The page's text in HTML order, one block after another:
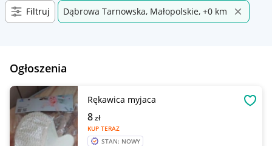
Filtruj Dąbrowa Tarnowska, Małopolskie, +0 km
Ogłoszenia
Rękawica myjaca
KUP TERAZ
8zł
STAN: NOWY